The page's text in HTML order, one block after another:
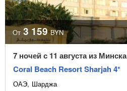
От 3 159 BYN
7 ночей с 11 августа из Минска
Coral Beach Resort Sharjah 4*
ОАЭ Шарджа